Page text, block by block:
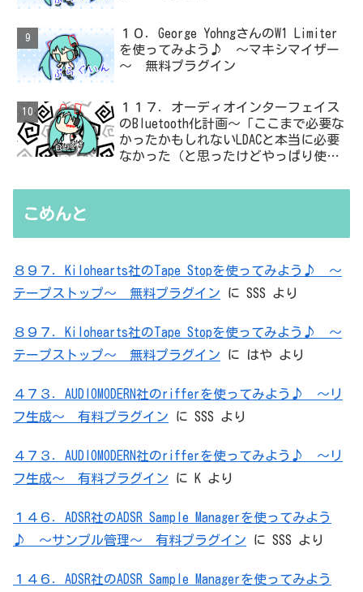
１０．George YohngさんのW1 Limiter
を使ってみよう♪ ～マキシマイザー
～ 無料プラグイン
１１７．オーディオインターフェイス
のBluetooth化計画～「ここまで必要な
かったかもしれないLDACと本当に必要
なかった（と思ったけどやっぱり使っ
無駄を重ねた結論はシンプルだった
こめんと
８９７．Kilohearts社のTape Stopを使ってみよう♪ ～
テープストップ～ 無料プラグイン に SSS より
８９７．Kilohearts社のTape Stopを使ってみよう♪ ～
テープストップ～ 無料プラグイン に はや より
４７３．AUDIOMODERN社のrifferを使ってみよう♪ ～リ
フ生成～ 有料プラグイン に SSS より
４７３．AUDIOMODERN社のrifferを使ってみよう♪ ～リ
フ生成～ 有料プラグイン に K より
１４６．ADSR社のADSR Sample Managerを使ってみよう
♪ ～サンプル管理～ 有料プラグイン に SSS より
１４６．ADSR社のADSR Sample Managerを使ってみよう